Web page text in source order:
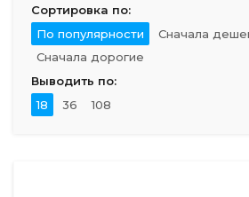
Сортировка по:
По популярности
Сначала
Сначала дорогие
Выводить по:
18
36 108